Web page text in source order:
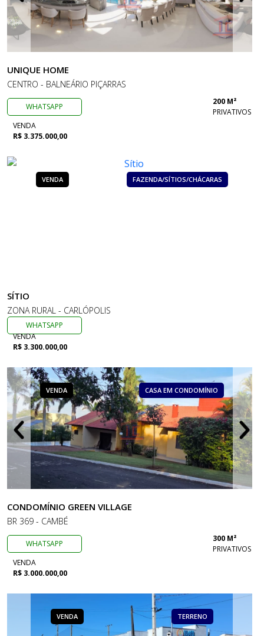
UNIQUE HOME
CENTRO - BALNEÁRIO PIÇARRAS
WHATSAPP
200 M²
PRIVATIVOS
VENDA
R$ 3.375.000,00
VENDA FAZENDA/SÍTIOS/CHÁCARAS
SÍTIO
ZONA RURAL - CARLÓPOLIS
WHATSAPP
VENDA
R$ 3.300.000,00
VENDA CASA EM CONDOMÍNIO
CONDOMÍNIO GREEN VILLAGE
BR 369 - CAMBÉ
WHATSAPP
300 M²
PRIVATIVOS
VENDA
R$ 3.000.000,00
VENDA TERRENO